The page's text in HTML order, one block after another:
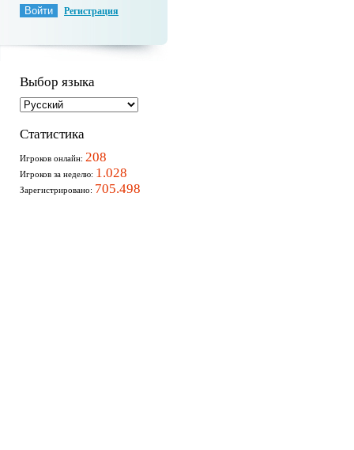
Регистрация
Выбор языка
Статистика
Игроков онлайн: 208
Игроков за неделю: 1.028
Зарегистрировано: 705.498